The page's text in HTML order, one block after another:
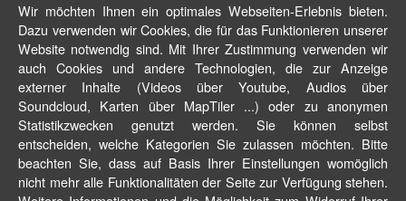
Wir möchten Ihnen ein optimales Webseiten-Erlebnis bieten.
Dazu verwenden wir Cookies, die für das Funktionieren unserer
Website notwendig sind. Mit Ihrer Zustimmung verwenden wir
auch Cookies und andere Technologien, die zur Anzeige
externer Inhalte (Videos über Youtube, Audios über
Soundcloud, Karten über MapTiler ...) oder zu anonymen
Statistikzwecken genutzt werden. Sie können selbst
entscheiden, welche Kategorien Sie zulassen möchten. Bitte
beachten Sie, dass auf Basis Ihrer Einstellungen womöglich
nicht mehr alle Funktionalitäten der Seite zur Verfügung stehen.